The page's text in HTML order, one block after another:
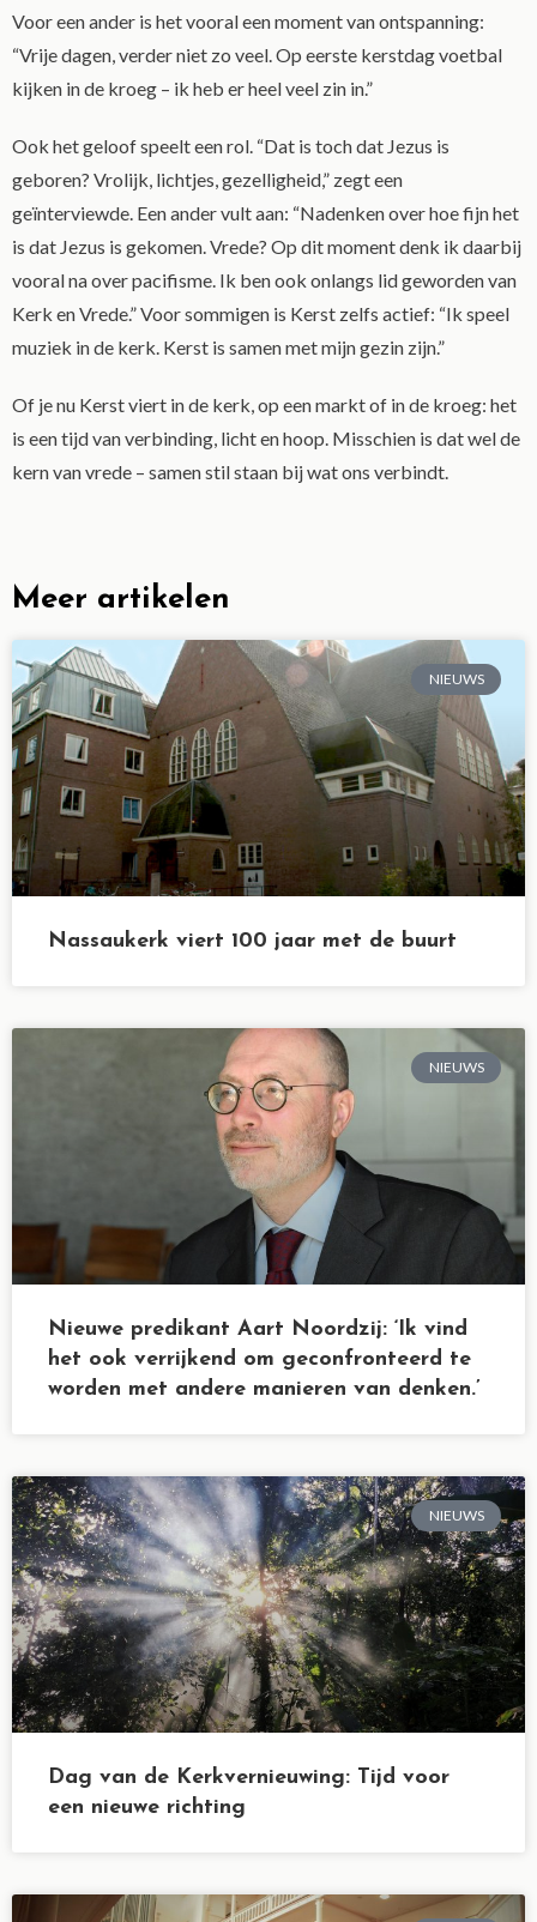
Voor een ander is het vooral een moment van ontspanning:
“Vrije dagen, verder niet zo veel. Op eerste kerstdag voetbal
kijken in de kroeg – ik heb er heel veel zin in.”
Ook het geloof speelt een rol. “Dat is toch dat Jezus is
geboren? Vrolijk, lichtjes, gezelligheid,” zegt een
geïnterviewde. Een ander vult aan: “Nadenken over hoe fijn het
is dat Jezus is gekomen. Vrede? Op dit moment denk ik daarbij
vooral na over pacifisme. Ik ben ook onlangs lid geworden van
Kerk en Vrede.” Voor sommigen is Kerst zelfs actief: “Ik speel
muziek in de kerk. Kerst is samen met mijn gezin zijn.”
Of je nu Kerst viert in de kerk, op een markt of in de kroeg: het
is een tijd van verbinding, licht en hoop. Misschien is dat wel de
kern van vrede – samen stil staan bij wat ons verbindt.
Meer artikelen
NIEUWS
Nassaukerk viert 100 jaar met de buurt
NIEUWS
Nieuwe predikant Aart Noordzij: ‘Ik vind
het ook verrijkend om geconfronteerd te
worden met andere manieren van denken.’
NIEUWS
Dag van de Kerkvernieuwing: Tijd voor
een nieuwe richting